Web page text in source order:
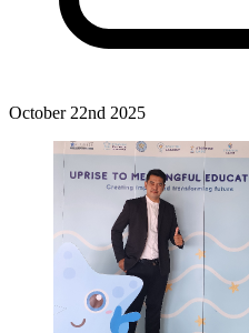
October 22nd 2025